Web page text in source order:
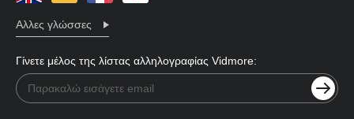
Αλλες γλώσσες
Γίνετε μέλος της λίστας αλληλογραφίας Vidmore: